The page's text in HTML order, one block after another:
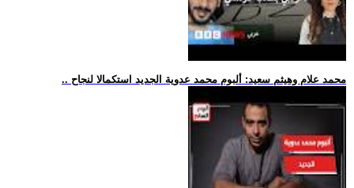
.. محمد علام وهيثم سعيد: ألبوم محمد عدوية الجديد استكمالا لنجاح